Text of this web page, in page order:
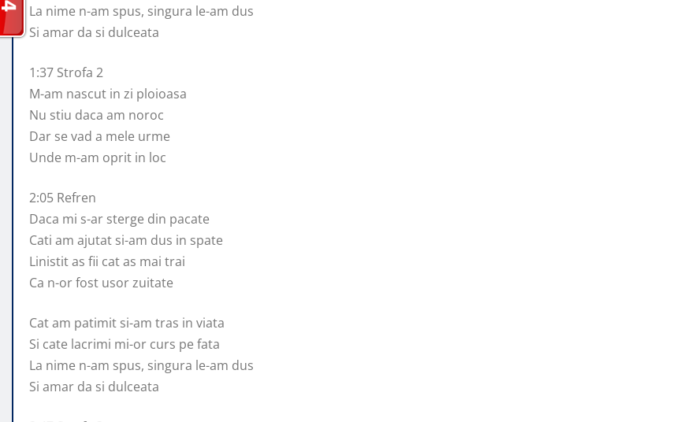
La nime n-am spus, singura le-am dus
Si amar da si dulceata
1:37 Strofa 2
M-am nascut in zi ploioasa
Nu stiu daca am noroc
Dar se vad a mele urme
Unde m-am oprit in loc
2:05 Refren
Daca mi s-ar sterge din pacate
Cati am ajutat si-am dus in spate
Linistit as fii cat as mai trai
Ca n-or fost usor zuitate
Cat am patimit si-am tras in viata
Si cate lacrimi mi-or curs pe fata
La nime n-am spus, singura le-am dus
Si amar da si dulceata